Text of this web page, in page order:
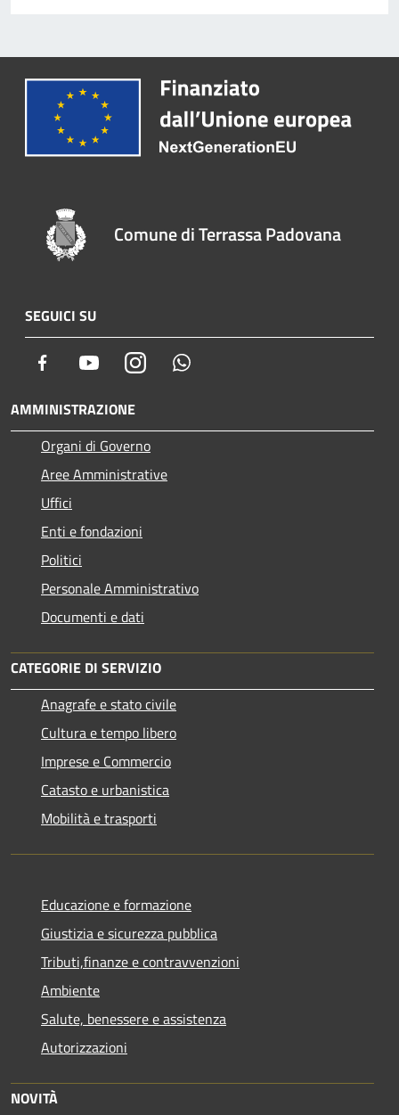
Comune di Terrassa Padovana
SEGUICI SU
Facebook YoutubeInstagram
AMMINISTRAZIONE
Organi di Governo
Aree Amministrative
Uffici
Enti e fondazioni
Politici
Personale Amministrativo
Documenti e dati
CATEGORIE DI SERVIZIO
Anagrafe e stato civile
Cultura e tempo libero
Imprese e Commercio
Catasto e urbanistica
Mobilità e trasporti
Educazione e formazione
Giustizia e sicurezza pubblica
Tributi,finanze e contravvenzioni
Ambiente
Salute, benessere e assistenza
Autorizzazioni
NOVITÀ